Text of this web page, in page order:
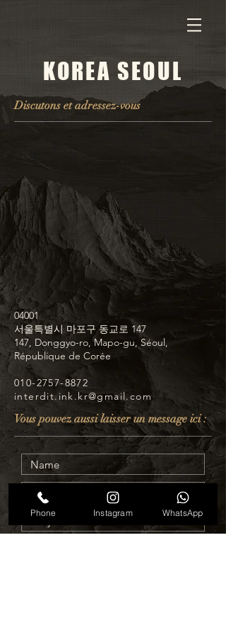
KOREA SEOUL
Discutons et adressez-vous
04001
서울특별시 마포구 동교로 147
147, Donggyo-ro, Mapo-gu, Séoul,
République de Corée
010-2757-8872
interdit.ink.kr@gmail.com
Vous pouvez aussi laisser un message ici :
Phone Instagram WhatsApp